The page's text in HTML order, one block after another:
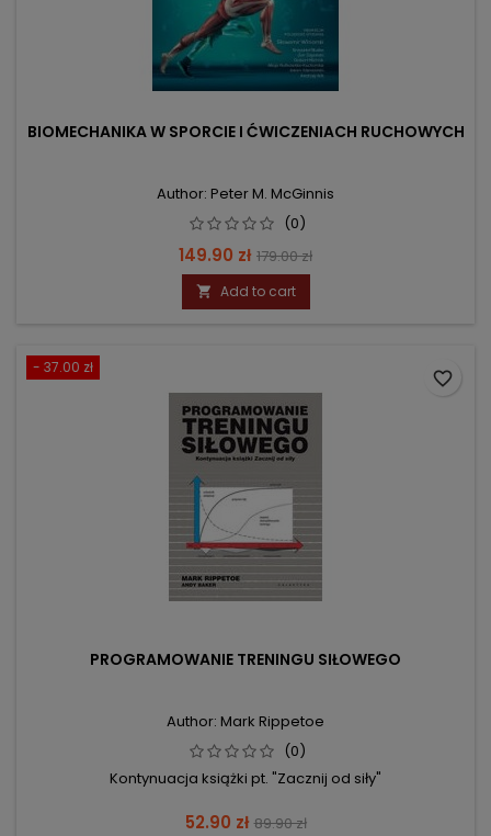
BIOMECHANIKA W SPORCIE I ĆWICZENIACH RUCHOWYCH
Author: Peter M. McGinnis
(0)
Price
149.90 zł Regular
price
179.00 zł
 Add to cart
- 37.00 zł
PROGRAMOWANIE TRENINGU SIŁOWEGO
Author: Mark Rippetoe
(0)
Kontynuacja książki pt. "Zacznij od siły"
Price
52.90 zł Regular
89.90 zł
favorite_border